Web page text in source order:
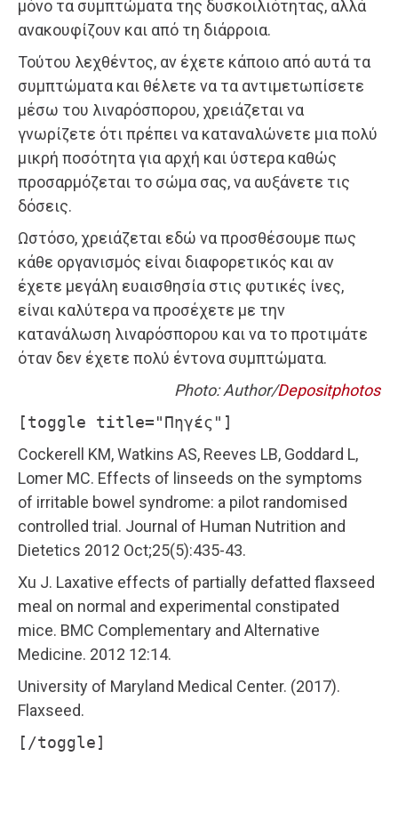
μόνο τα συμπτώματα της δυσκοιλιότητας, αλλά
ανακουφίζουν και από τη διάρροια.
Τούτου λεχθέντος, αν έχετε κάποιο από αυτά τα
συμπτώματα και θέλετε να τα αντιμετωπίσετε
μέσω του λιναρόσπορου, χρειάζεται να
γνωρίζετε ότι πρέπει να καταναλώνετε μια πολύ
μικρή ποσότητα για αρχή και ύστερα καθώς
προσαρμόζεται το σώμα σας, να αυξάνετε τις
δόσεις.
Ωστόσο, χρειάζεται εδώ να προσθέσουμε πως
κάθε οργανισμός είναι διαφορετικός και αν
έχετε μεγάλη ευαισθησία στις φυτικές ίνες,
είναι καλύτερα να προσέχετε με την
κατανάλωση λιναρόσπορου και να το προτιμάτε
όταν δεν έχετε πολύ έντονα συμπτώματα.
Photo: Author/Depositphotos
[toggle title="Πηγές"]
Cockerell KM, Watkins AS, Reeves LB, Goddard L,
Lomer MC. Effects of linseeds on the symptoms
of irritable bowel syndrome: a pilot randomised
controlled trial. Journal of Human Nutrition and
Dietetics 2012 Oct;25(5):435-43.
Xu J. Laxative effects of partially defatted flaxseed
meal on normal and experimental constipated
mice. BMC Complementary and Alternative
Medicine. 2012 12:14.
University of Maryland Medical Center. (2017).
Flaxseed.
[/toggle]